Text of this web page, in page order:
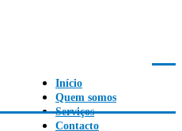
Início
Quem somos
Serviços
Contacto